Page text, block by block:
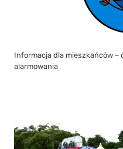
Informacja dla mieszkańców
alarmowania